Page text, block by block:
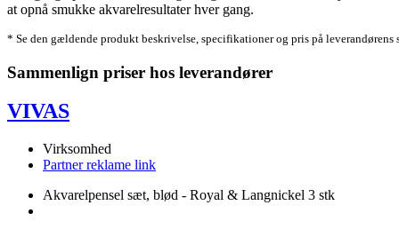
at opnå smukke akvarelresultater hver gang.
* Se den gældende produkt beskrivelse, specifikationer og pris på leverandørens
Sammenlign priser hos leverandører
VIVAS
Virksomhed
Partner reklame link
Akvarelpensel sæt, blød - Royal & Langnickel 3 stk